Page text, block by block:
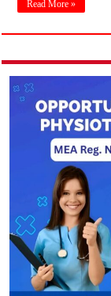
Read More »